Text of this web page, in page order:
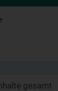
gesamt